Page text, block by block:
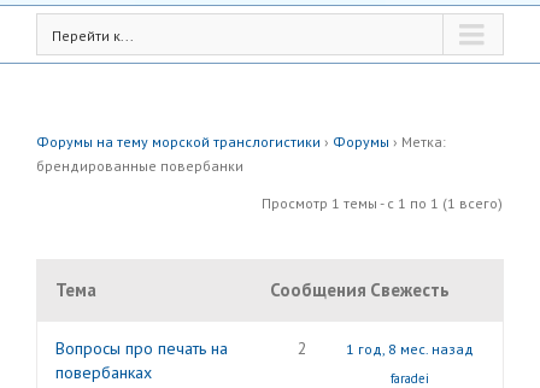
Перейти к...
Форумы на тему морской транслогистики › Форумы › Метка:
брендированные повербанки
Просмотр 1 темы - с 1 по 1 (1 всего)
Тема Сообщения Свежесть
Вопросы про печать на
повербанках
2 1 год, 8 мес. назад
faradei